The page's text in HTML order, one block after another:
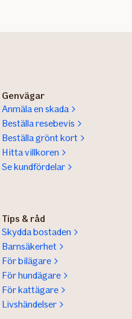
Genvägar
Anmäla en skada
Beställa resebevis
Beställa grönt kort
Hitta villkoren
Se kundfördelar
Tips & råd
Skydda bostaden
Barnsäkerhet
För bilägare
För hundägare
För kattägare
Livshändelser